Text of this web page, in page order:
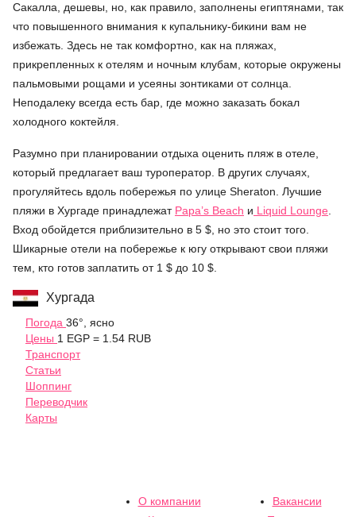
Сакалла, дешевы, но, как правило, заполнены египтянами, так
что повышенного внимания к купальнику-бикини вам не
избежать. Здесь не так комфортно, как на пляжах,
прикрепленных к отелям и ночным клубам, которые окружены
пальмовыми рощами и усеяны зонтиками от солнца.
Неподалеку всегда есть бар, где можно заказать бокал
холодного коктейля.
Разумно при планировании отдыха оценить пляж в отеле,
который предлагает ваш туроператор. В других случаях,
прогуляйтесь вдоль побережья по улице Sheraton. Лучшие
пляжи в Хургаде принадлежат Papa’s Beach и Liquid Lounge
Вход обойдется приблизительно в 5 $, но это стоит того.
Шикарные отели на побережье к югу открывают свои пляжи
тем, кто готов заплатить от 1 $ до 10 $.
Хургада
Погода 36°, ясно
Цены 1 EGP = 1.54 RUB
Транспорт
Статьи
Шоппинг
Переводчик
Карты
О компании
Вакансии